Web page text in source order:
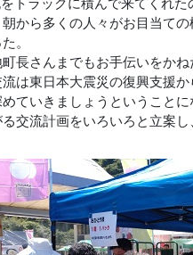
トラックに積んで来てくれ
から多くの人々がお目当て
。
長さんまでもお手伝いをかね
は東日本大震災の復興支援
ていきましょうということ
交流計画をいろいろと立案し